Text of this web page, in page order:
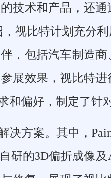
技术和产品，还
视比特计划充分
，包括汽车制造
展效果，视比特
偏好，制定了针
方案。其中，
研的3D偏折成像